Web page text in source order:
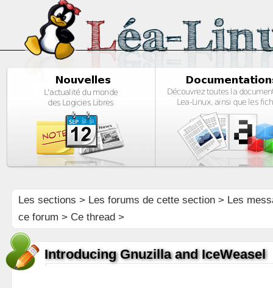
Les sections > Les forums de cette section> Les
ce forum > Ce thread >
Introducing Gnuzilla and IceWeasel